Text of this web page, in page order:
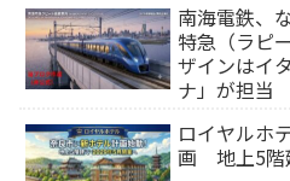
南海電鉄、
特急（ラピ
ザインはイ
ナ」が担当
ロイヤルホ
画 地上5階